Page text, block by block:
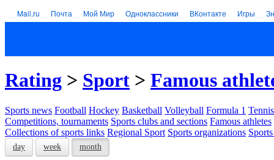
Mail.ru Почта Мой Мир Одноклассники ВКонтакте Игры
Rating > Sport > Famous
Sports news Football Hockey Basketball Volleyball Formula 1 Tennis
Competitions, tournaments Sports clubs and sections Famous athletes
Collections of sports links Regional Sport Sports organizations
day week month